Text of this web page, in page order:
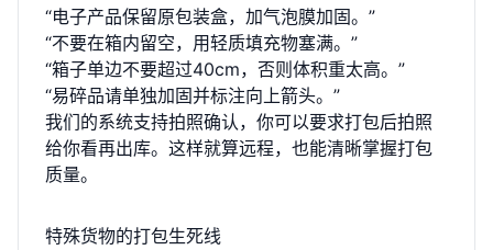
“电子产品保留原包装盒，加气泡膜加固。”
“不要在箱内留空，用轻质填充物塞满。”
“箱子单边不要超过40cm，否则体积重太高。”
“易碎品请单独加固并标注向上箭头。”
我们的系统支持拍照确认，你可以要求打包后拍照
给你看再出库。这样就算远程，也能清晰掌握打包
质量。
特殊货物的打包生死线